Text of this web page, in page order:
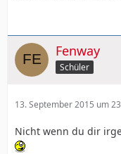
Fenway
Schüler
13. September 2015 um
Nicht wenn du dir